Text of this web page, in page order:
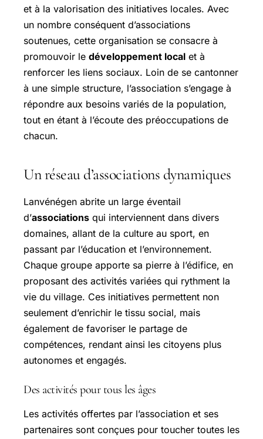
et à la valorisation des initiatives locales. Avec
un nombre conséquent d’associations
soutenues, cette organisation se consacre à
promouvoir le développement local et à
renforcer les liens sociaux. Loin de se cantonner
à une simple structure, l’association s’engage à
répondre aux besoins variés de la population,
tout en étant à l’écoute des préoccupations de
chacun.
Un réseau d’associations dynamiques
Lanvénégen abrite un large éventail
d’associations qui interviennent dans divers
domaines, allant de la culture au sport, en
passant par l’éducation et l’environnement.
Chaque groupe apporte sa pierre à l’édifice, en
proposant des activités variées qui rythment la
vie du village. Ces initiatives permettent non
seulement d’enrichir le tissu social, mais
également de favoriser le partage de
compétences, rendant ainsi les citoyens plus
autonomes et engagés.
Des activités pour tous les âges
Les activités offertes par l’association et ses
partenaires sont conçues pour toucher toutes les